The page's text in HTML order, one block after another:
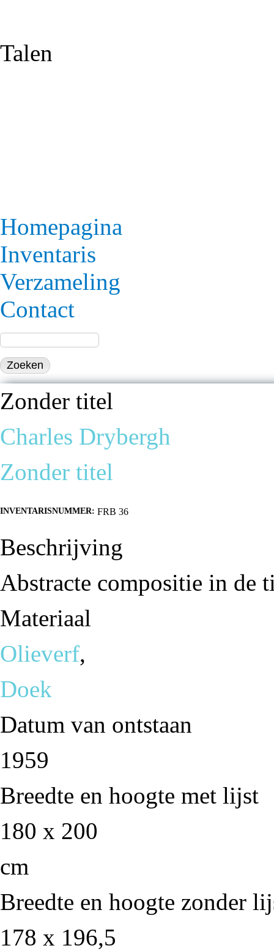
Talen
Homepagina
Inventaris
Verzameling
Contact
Zonder titel
Charles Drybergh
Zonder titel
INVENTARISNUMMER: FRB 36
Beschrijving
Abstracte compositie in de
Materiaal
Olieverf,
Doek
Datum van ontstaan
1959
Breedte en hoogte met lijst
180 x 200
cm
Breedte en hoogte zonder
178 x 196,5